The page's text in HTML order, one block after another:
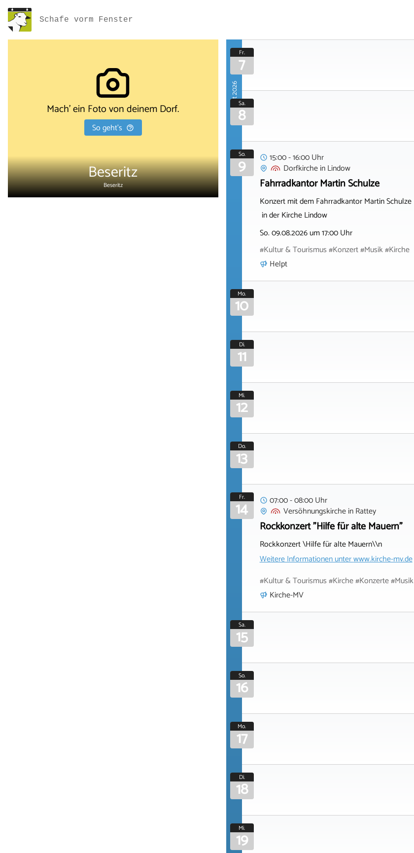
Schafe vorm Fenster
Mach' ein Foto von deinem Dorf.
So geht's
Beseritz
Beseritz
August 2026
Fr.
7
Sa.
8
So.
9
15:00 - 16:00 Uhr
DorfkircheinLindow
Fahrradkantor Martin Schulze
Konzert mit dem Fahrradkantor Martin Schulze
in der Kirche Lindow
So. 09.08.2026 um 17:00 Uhr
#Kultur & Tourismus #Konzert #Musik #Kirche
Helpt
Mo.
10
Di.
11
Mi.
12
Do.
13
Fr.
14
07:00 - 08:00 Uhr
VersöhnungskircheinRattey
Rockkonzert "Hilfe für alte Mauern"
Rockkonzert \Hilfe für alte Mauern\\n
Weitere Informationen unterwww.kirche-mv.de
#Kultur & Tourismus #Kirche #Konzerte #Musik
Kirche-MV
Sa.
15
So.
16
Mo.
17
Di.
18
Mi.
19